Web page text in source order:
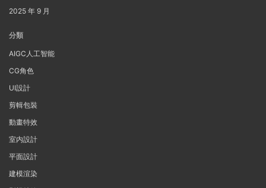
2025 年 9 月
分類
AIGC人工智能
CG角色
UI設計
剪輯包裝
動畫特效
室内設計
平面設計
建模渲染